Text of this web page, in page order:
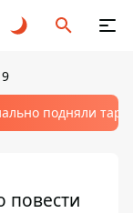
подняли
повести